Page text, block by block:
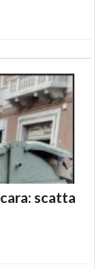
scatta